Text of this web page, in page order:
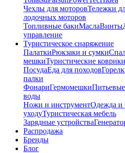
Чехлы для моторовТележки
лодочных моторов
Топливные бакиМаслаВинты
управление
Туристическое снаряжение
ПалаткиРюкзаки и сумки
мешкиТуристические коврики
ПосудаЕда для походов
палки
ФонариГермомешки
воды
Ножи и инструментОдежда и
уходуТуристическая мебель
Зарядные устройства
Распродажа
Бренды
Блог